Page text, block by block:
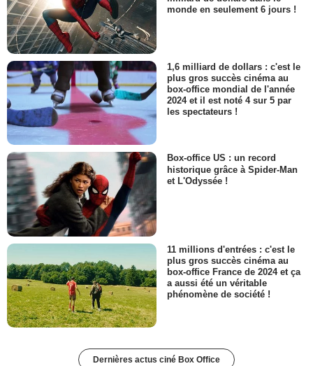
monde en seulement 6 jours !
1,6 milliard de dollars : c'est le
plus gros succès cinéma au
box-office mondial de l'année
2024 et il est noté 4 sur 5 par
les spectateurs !
Box-office US : un record
historique grâce à Spider-Man
et L'Odyssée !
11 millions d'entrées : c'est le
plus gros succès cinéma au
box-office France de 2024 et ça
a aussi été un véritable
phénomène de société !
Dernières actus ciné Box Office